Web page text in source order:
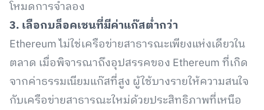
โหมดการจำลอง
3. เลือกบล็อคเชนที่มีค่าแก๊สต่ำกว่า
Ethereum ไม่ใช่เครือข่ายสาธารณะเพียงแห่งเดียวใน
ตลาด เมื่อพิจารณาถึงอุปสรรคของ Ethereum ที่เกิด
จากค่าธรรมเนียมแก๊สที่สูง ผู้ใช้บางรายให้ความสนใจ
กับเครือข่ายสาธารณะใหม่ด้วยประสิทธิภาพที่เหนือ